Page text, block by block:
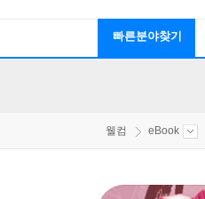
빠른분야찾기
웰컴 eBook